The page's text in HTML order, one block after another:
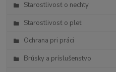
Starostlivosť o nechty
Starostlivosť o pleť
Ochrana pri práci
Brúsky a príslušenstvo